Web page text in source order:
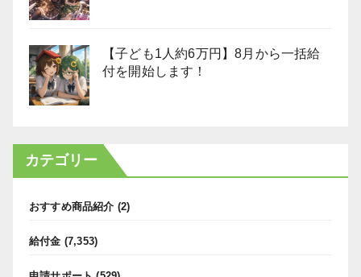
【子ども1人約6万円】8月から一括給
付を開始します！
カテゴリー
おすすめ商品紹介 (2)
給付金 (7,353)